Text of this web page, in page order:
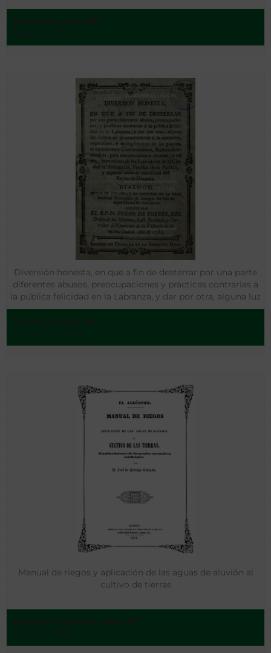
Diversión honesta, en que a fin de desterrar por una parte
diferentes abusos, preocupaciones y prácticas contrarias a
la pública felicidad en la Labranza, y dar por otra, alguna luz
acerca de lo concerniente a la nutrición, vegetación…
Manual de riegos y aplicación de las aguas de aluvión al
cultivo de tierras